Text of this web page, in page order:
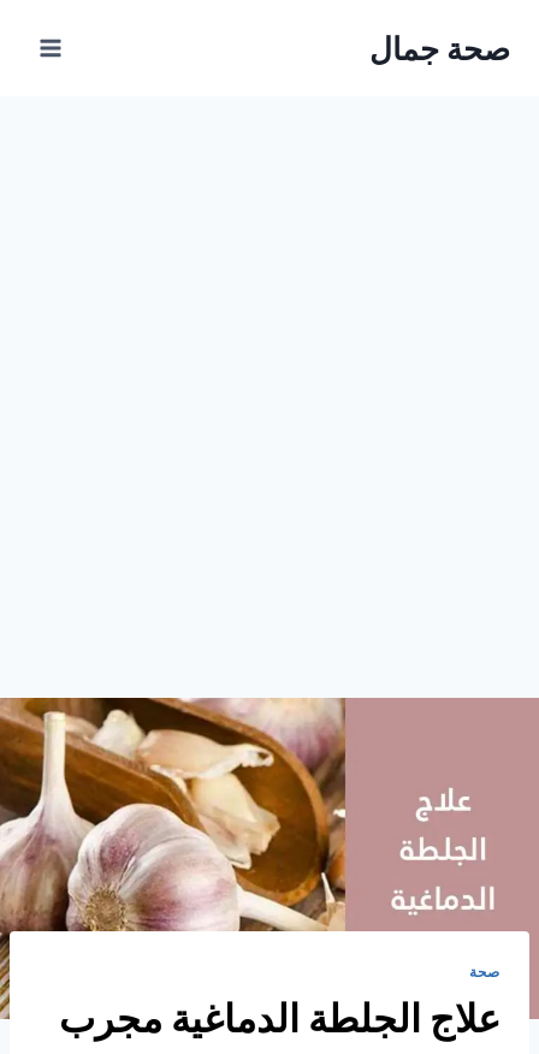
صحة جمال
صحة
علاج الجلطة الدماغية مجرب